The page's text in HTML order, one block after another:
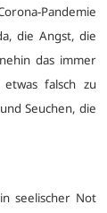
Pandemie
die Angst, die
das immer
falsch zu
Seuchen, die
seelischer Not